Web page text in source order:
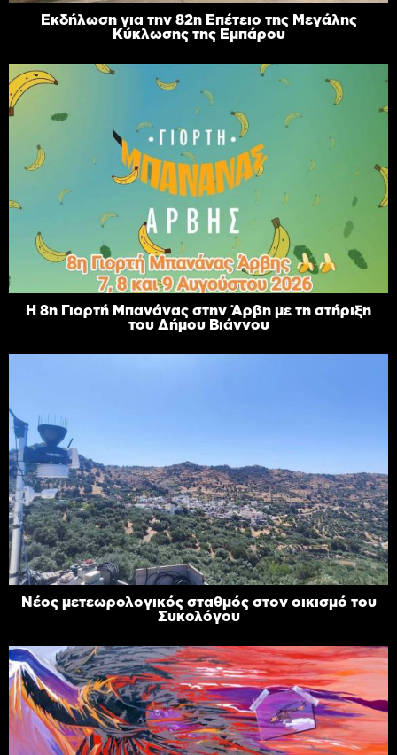
Εκδήλωση για την 82η Επέτειο της Μεγάλης
Κύκλωσης της Εμπάρου
Η 8η Γιορτή Μπανάνας στην Άρβη με τη στήριξη
του Δήμου Βιάννου
Νέος μετεωρολογικός σταθμός στον οικισμό του
Συκολόγου